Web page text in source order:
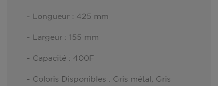
- Longueur : 425 mm
- Largeur : 155 mm
- Capacité : 400F
- Coloris Disponibles : Gris métal, Gris